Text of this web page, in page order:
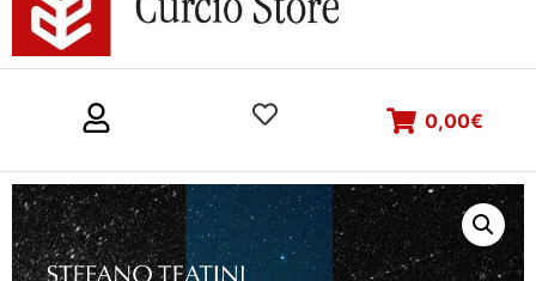
0,00€